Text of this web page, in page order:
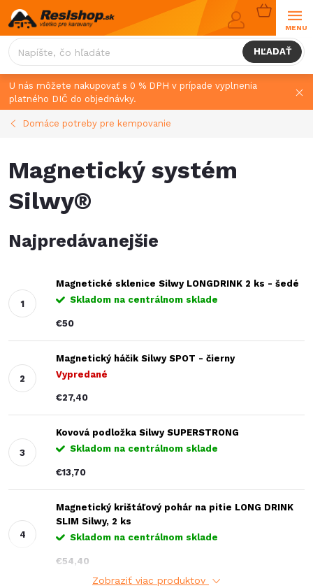
Prejsť
na
obsah
HĽADAŤ
KOŠÍK
U nás môžete nakupovať s 0 % DPH v prípade vyplnenia
platného DIČ do objednávky.
Domáce potreby pre kempovanie
Magnetický systém
Silwy®
Najpredávanejšie
Magnetické sklenice Silwy LONGDRINK 2 ks - šedé
Skladom na centrálnom sklade
€50
Magnetický háčik Silwy SPOT - čierny
Vypredané
€27,40
Kovová podložka Silwy SUPERSTRONG
Skladom na centrálnom sklade
€13,70
Magnetický krištáľový pohár na pitie LONG DRINK
SLIM Silwy, 2 ks
Skladom na centrálnom sklade
€54,40
Zobraziť viac produktov